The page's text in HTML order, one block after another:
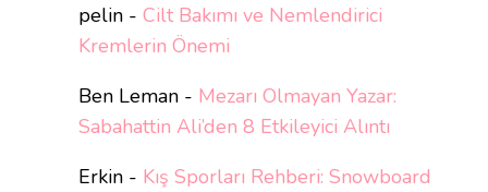
pelin - Cilt Bakımı ve Nemlendirici
Kremlerin Önemi
Ben Leman - Mezarı Olmayan Yazar:
Sabahattin Ali’den 8 Etkileyici Alıntı
Erkin - Kış Sporları Rehberi: Snowboard